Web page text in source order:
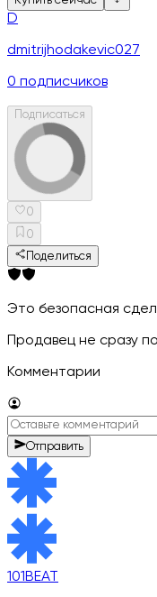
D
dmitrijhodakevic027
0 подписчиков
Подписаться
0
0
Поделиться
Это безопасная
Продавец не сразу
Комментарии
Отправить
101BEAT